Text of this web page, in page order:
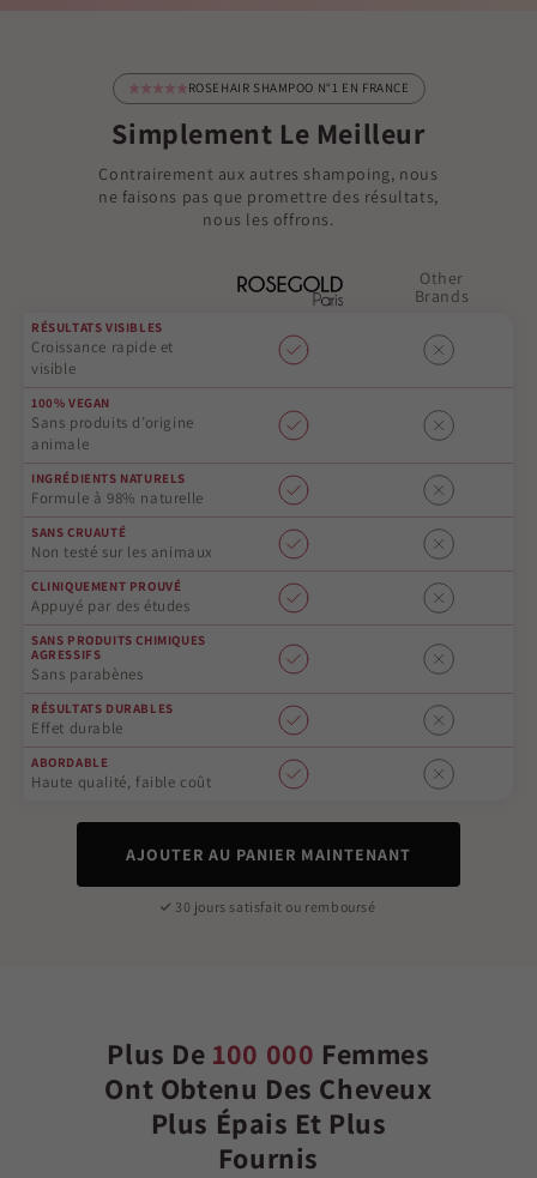
ROSEHAIR SHAMPOO N°1 EN FRANCE
Simplement Le Meilleur
Contrairement aux autres shampoing, nous
ne faisons pas que promettre des résultats,
nous les offrons.
Other
Brands
RÉSULTATS VISIBLES
Croissance rapide et
visible
100% VEGAN
Sans produits d’origine
animale
INGRÉDIENTS NATURELS
Formule à 98% naturelle
SANS CRUAUTÉ
Non testé sur les animaux
CLINIQUEMENT PROUVÉ
Appuyé par des études
SANS PRODUITS CHIMIQUES
AGRESSIFS
Sans parabènes
RÉSULTATS DURABLES
Effet durable
ABORDABLE
Haute qualité, faible coût
AJOUTER AU PANIER MAINTENANT
30 jours satisfait ou remboursé
Plus De 100 000 Femmes
Ont Obtenu Des Cheveux
Plus Épais Et Plus
Fournis